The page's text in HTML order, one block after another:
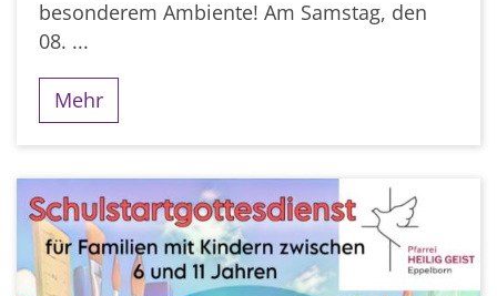
besonderem Ambiente! Am Samstag, den
08. ...
Mehr